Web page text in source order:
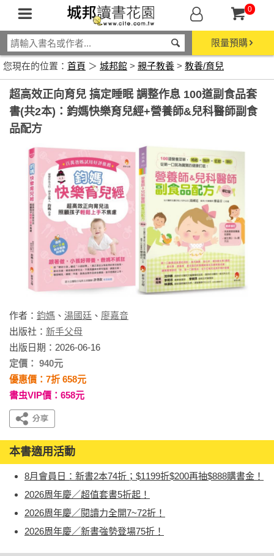
0
限量預購
您現在的位置： 首頁 ＞ 城邦館 > 親子教養 > 教養/育兒
超高效正向育兒 搞定睡眠 調整作息 100道副食品套
書(共2本)：鈞媽快樂育兒經+營養師&兒科醫師副食
品配方
作者： 鈞媽 、 湯國廷 、 廖嘉音
出版社： 新手父母
出版日期：2026-06-16
定價： 940元
優惠價：7折 658元
書虫VIP價：658元
本書適用活動
8月會員日：新書2本74折；$1199折$200再抽$888購書金！
2026周年慶／超值套書5折起！
2026周年慶／閱讀力全開7~72折！
2026周年慶／新書強勢登場75折！